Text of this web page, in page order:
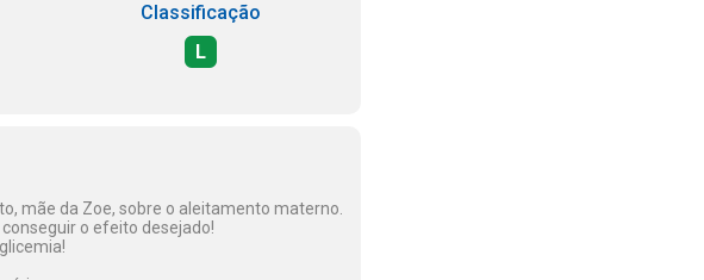
Classificação
L
mãe da Zoe, sobre o aleitamento materno.
o efeito desejado!